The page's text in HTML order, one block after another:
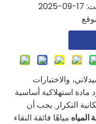
والاختبارات
مادة استهلاكية أساسية
التكرار. يجب أن
المياه مياهًا فائقة النقاء